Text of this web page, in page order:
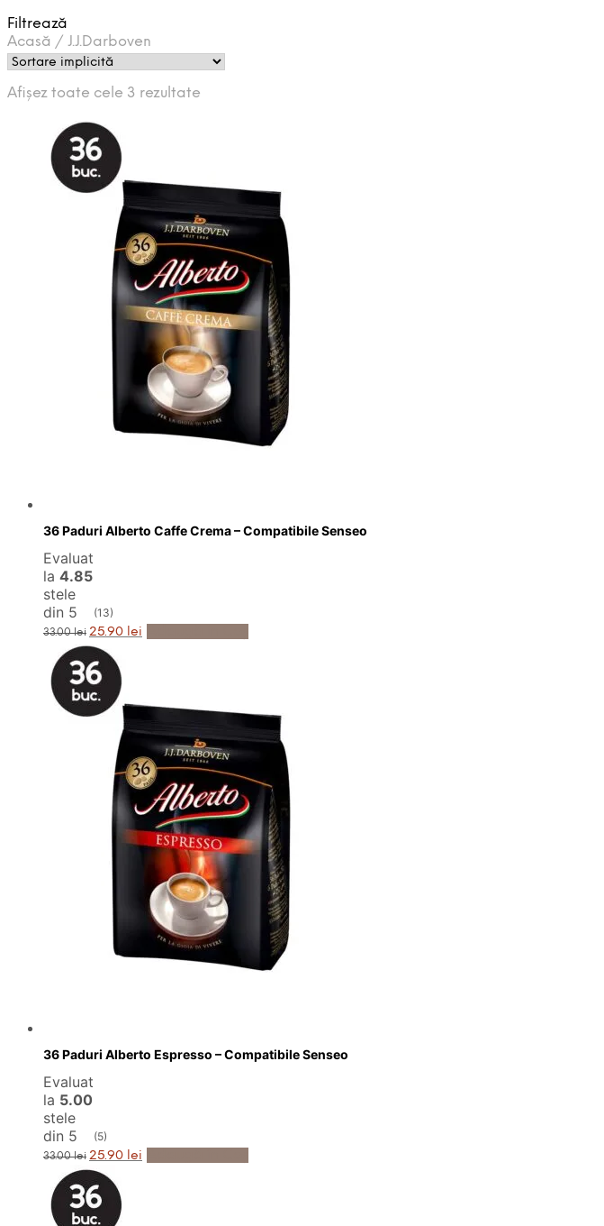
Filtrează
Acasă / J.J.Darboven
Afișez toate cele 3 rezultate
36 Paduri Alberto Caffe Crema – Compatibile Senseo
Evaluat
la 4.85
stele
din 5
(13)
33.00lei Prețul
inițial
fost:
33.00 lei.
25.90 lei Prețul
curent
36 Paduri Alberto Espresso – Compatibile Senseo
Evaluat
la 5.00
stele
din 5
(5)
33.00lei Prețul
inițial
fost:
33.00 lei.
25.90 lei Prețul
curent